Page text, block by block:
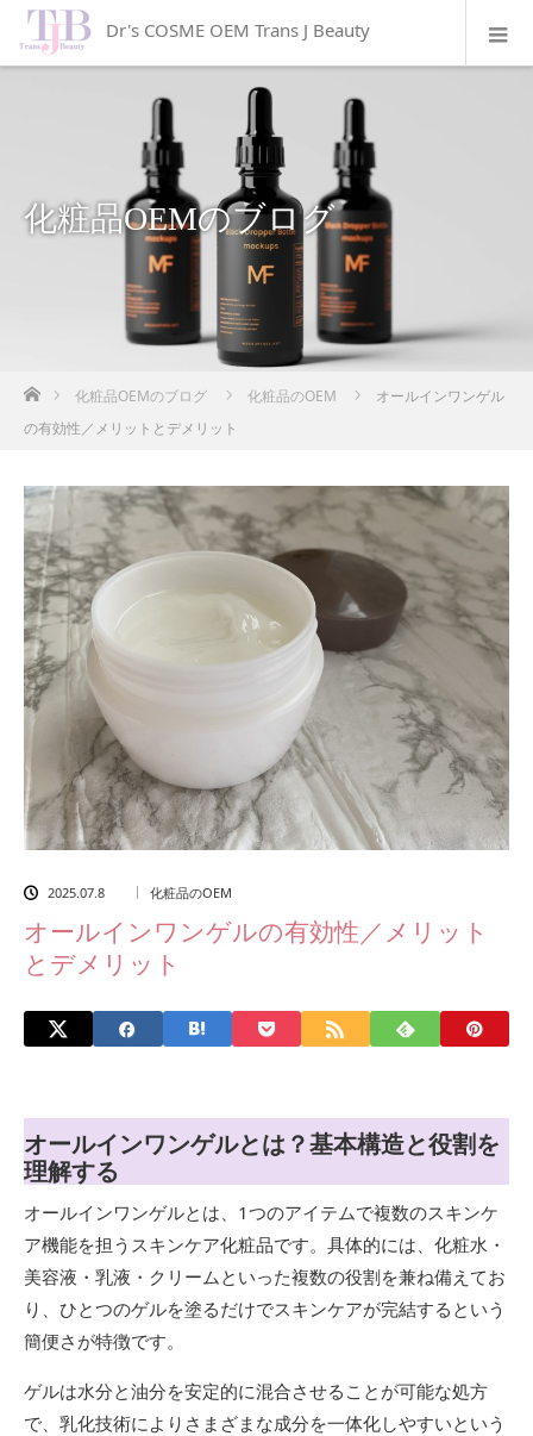
Dr's COSME OEM Trans J Beauty
化粧品OEMのブログ
ホーム化粧品OEMのブログ 化粧品のOEM
オールインワンゲル
の有効性／メリットとデメリット
2025.07.8 化粧品のOEM
オールインワンゲルの有効性／メリット
とデメリット
オールインワンゲルとは？基本構造と役割を
理解する
オールインワンゲルとは、1つのアイテムで複数のスキンケ
ア機能を担うスキンケア化粧品です。具体的には、化粧水・
美容液・乳液・クリームといった複数の役割を兼ね備えてお
り、ひとつのゲルを塗るだけでスキンケアが完結するという
簡便さが特徴です。
ゲルは水分と油分を安定的に混合させることが可能な処方
で、乳化技術によりさまざまな成分を一体化しやすいという